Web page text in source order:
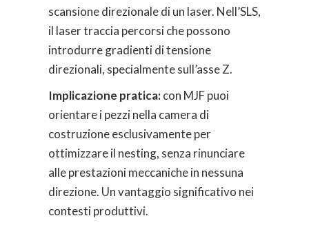
scansione direzionale di un laser. Nell’SLS,
il laser traccia percorsi che possono
introdurre gradienti di tensione
direzionali, specialmente sull’asse Z.
Implicazione pratica:con MJF puoi
orientare i pezzi nella camera di
costruzione esclusivamente per
ottimizzare il nesting, senza rinunciare
alle prestazioni meccaniche in nessuna
direzione. Un vantaggio significativo nei
contesti produttivi.